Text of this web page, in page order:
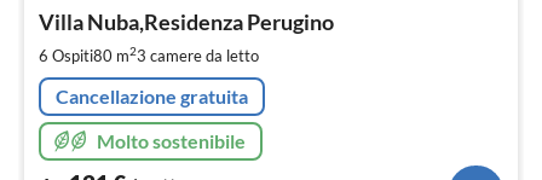
Villa Nuba,Residenza Perugino
6 Ospiti80 m23 camere da letto
Cancellazione gratuita
Molto sostenibile